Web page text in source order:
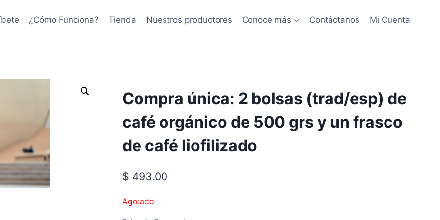
¿Cómo Funciona? Tienda Nuestros productores Conoce más Contáctanos Mi Cuenta
Compra única: 2 bolsas (trad/esp) de
café orgánico de 500 grs y un frasco
de café liofilizado
$ 493.00
Agotado